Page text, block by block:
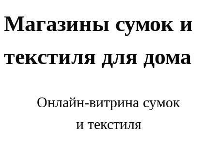
Магазины сумок и
текстиля для дома
Онлайн-витрина сумок
и текстиля